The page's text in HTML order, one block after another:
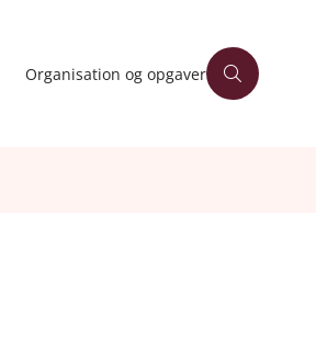
Organisation og opgaver